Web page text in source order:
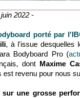
2022 -
porté par
, à l'issue desquelles
Bodyboard Pro (
dont Maxime
revenu pour nous
sur une grosse